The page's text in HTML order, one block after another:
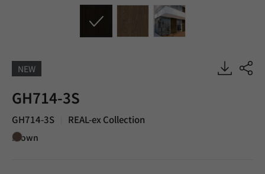
NEW
GH714-3S, REAL-ex, EXTERIOR
GH714-3S
GH714-3S REAL-ex Collection
Brown